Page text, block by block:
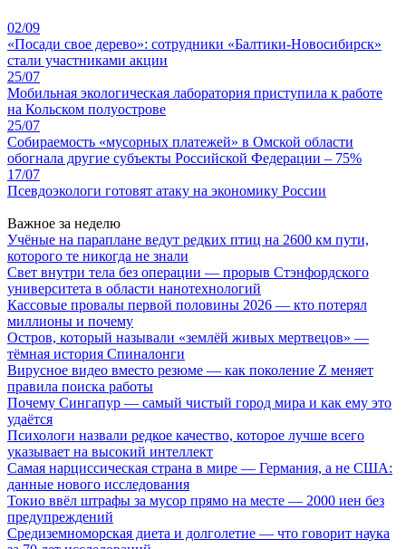
02/09
«Посади свое дерево»: сотрудники «Балтики-Новосибирск»
стали участниками акции
25/07
Мобильная экологическая лаборатория приступила к работе
на Кольском полуострове
25/07
Собираемость «мусорных платежей» в Омской области
обогнала другие субъекты Российской Федерации – 75%
17/07
Псевдоэкологи готовят атаку на экономику России
Важное за неделю
Учёные на параплане ведут редких птиц на 2600 км пути,
которого те никогда не знали
Свет внутри тела без операции — прорыв Стэнфордского
университета в области нанотехнологий
Кассовые провалы первой половины 2026 — кто потерял
миллионы и почему
Остров, который называли «землёй живых мертвецов» —
тёмная история Спиналонги
Вирусное видео вместо резюме — как поколение Z меняет
правила поиска работы
Почему Сингапур — самый чистый город мира и как ему это
удаётся
Психологи назвали редкое качество, которое лучше всего
указывает на высокий интеллект
Самая нарциссическая страна в мире — Германия, а не США:
данные нового исследования
Токио ввёл штрафы за мусор прямо на месте — 2000 иен без
предупреждений
Средиземноморская диета и долголетие — что говорит наука